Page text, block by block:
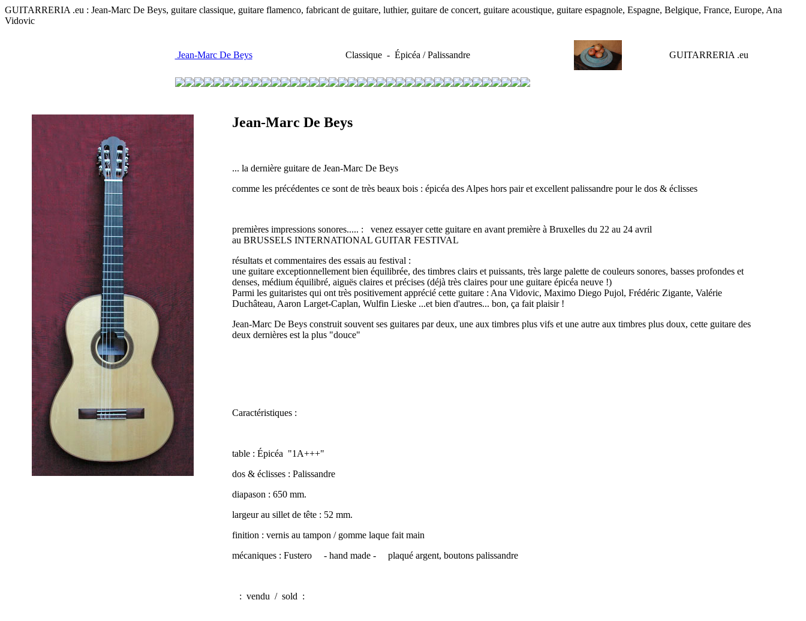
GUITARRERIA .eu : Jean-Marc De Beys, guitare classique, guitare flamenco, fabricant de guitare, luthier, guitare de concert, guitare acoustique, guitare espagnole, Espagne, Belgique, France, Europe, Ana
Vidovic
Jean-Marc De Beys Classique - Épicéa / Palissandre GUITARRERIA .eu
Jean-Marc De Beys
... la dernière guitare de Jean-Marc De Beys
comme les précédentes ce sont de très beaux bois : épicéa des Alpes hors pair et excellent palissandre pour le dos & éclisses
premières impressions sonores..... : venez essayer cette guitare en avant première à Bruxelles du 22 au 24 avril
au BRUSSELS INTERNATIONAL GUITAR FESTIVAL
résultats et commentaires des essais au festival :
une guitare exceptionnellement bien équilibrée, des timbres clairs et puissants, très large palette de couleurs sonores, basses profondes et
denses, médium équilibré, aiguës claires et précises (déjà très claires pour une guitare épicéa neuve !)
Parmi les guitaristes qui ont très positivement apprécié cette guitare : Ana Vidovic, Maximo Diego Pujol, Frédéric Zigante, Valérie
Duchâteau, Aaron Larget-Caplan, Wulfin Lieske ...et bien d'autres... bon, ça fait plaisir !
Jean-Marc De Beys construit souvent ses guitares par deux, une aux timbres plus vifs et une autre aux timbres plus doux, cette guitare des
deux dernières est la plus "douce"
Caractéristiques :
table : Épicéa "1A+++"
dos & éclisses : Palissandre
diapason : 650 mm.
largeur au sillet de tête : 52 mm.
finition : vernis au tampon / gomme laque fait main
mécaniques : Fustero - hand made - plaqué argent, boutons palissandre
: vendu / sold :